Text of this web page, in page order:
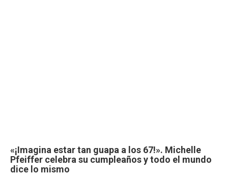
«¡Imagina estar tan guapa a los 67!». Michelle
Pfeiffer celebra su cumpleaños y todo el mundo
dice lo mismo